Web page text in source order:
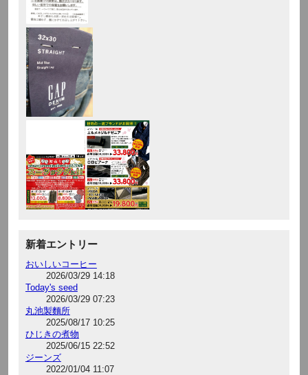
新着エントリー
おいしいコーヒー
2026/03/29 14:18
Today's seed
2026/03/29 07:23
丸池製麵所
2025/08/17 10:25
ひじきの煮物
2025/06/15 22:52
ジーンズ
2022/01/04 11:07